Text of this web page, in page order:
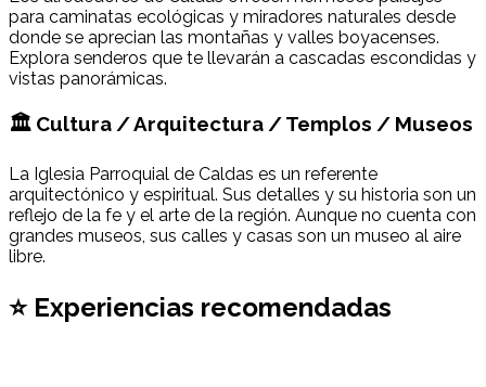
para caminatas ecológicas y miradores naturales desde
donde se aprecian las montañas y valles boyacenses.
Explora senderos que te llevarán a cascadas escondidas y
vistas panorámicas.
🏛 Cultura / Arquitectura / Templos / Museos
La Iglesia Parroquial de Caldas es un referente
arquitectónico y espiritual. Sus detalles y su historia son un
reflejo de la fe y el arte de la región. Aunque no cuenta con
grandes museos, sus calles y casas son un museo al aire
libre.
⭐ Experiencias recomendadas